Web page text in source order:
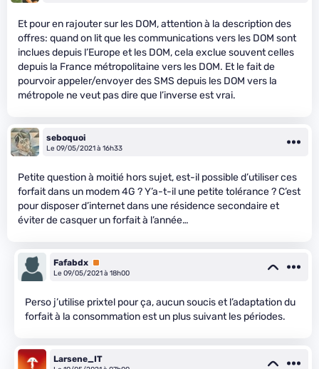
Et pour en rajouter sur les DOM, attention à la description des
offres: quand on lit que les communications vers les DOM sont
inclues depuis l’Europe et les DOM, cela exclue souvent celles
depuis la France métropolitaine vers les DOM. Et le fait de
pourvoir appeler/envoyer des SMS depuis les DOM vers la
métropole ne veut pas dire que l’inverse est vrai.
seboquoi
Le 09/05/2021 à 16h33
Petite question à moitié hors sujet, est-il possible d’utiliser ces
forfait dans un modem 4G ? Y’a-t-il une petite tolérance ? C’est
pour disposer d’internet dans une résidence secondaire et
éviter de casquer un forfait à l’année…
Fafabdx Premium
Le 09/05/2021 à 18h00
Perso j’utilise prixtel pour ça, aucun soucis et l’adaptation du
forfait à la consommation est un plus suivant les périodes.
Larsene_IT